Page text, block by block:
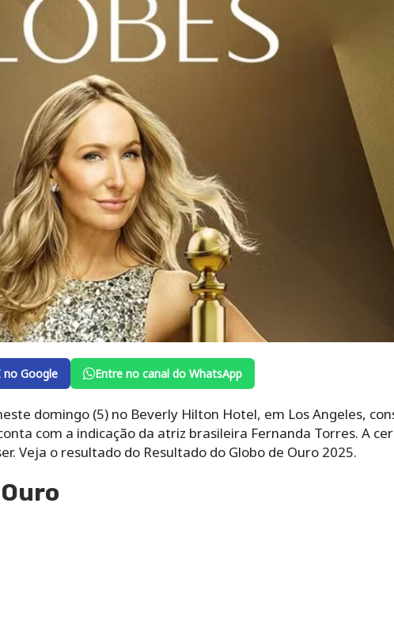
no Google Entre no canal do WhatsApp
domingo (5) no Beverly Hilton Hotel, em Los Angeles,
com a indicação da atriz brasileira Fernanda Torres. A
Veja o resultado do Resultado do Globo de Ouro 2025.